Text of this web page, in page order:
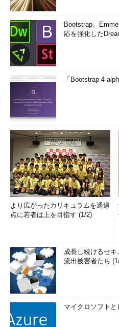
Bootstrap、
応を強化した
「Bootstrap 4
より広がったカリキュラムを通過
点に若者は上を目指す (1/2)
成長し続けるセ
流出被害者たち
マイクロソフト